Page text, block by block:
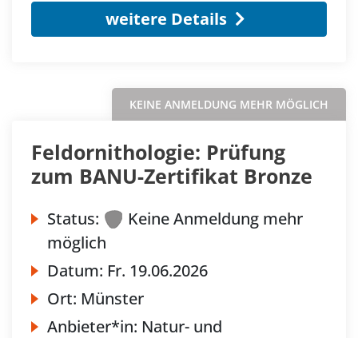
weitere Details
KEINE ANMELDUNG MEHR MÖGLICH
Feldornithologie: Prüfung
zum BANU-Zertifikat Bronze
Status:
Keine Anmeldung mehr
möglich
Datum: Fr. 19.06.2026
Ort: Münster
Anbieter*in: Natur- und